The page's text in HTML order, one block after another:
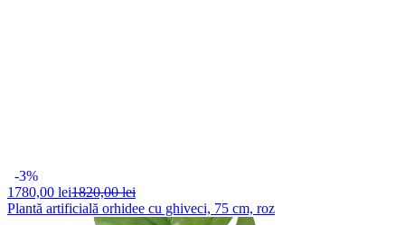
-3%
1780,00 lei1820,00 lei
Plantă artificială orhidee cu ghiveci, 75 cm, roz